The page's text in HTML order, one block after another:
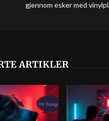
gjennom esker med
ARTIKLER